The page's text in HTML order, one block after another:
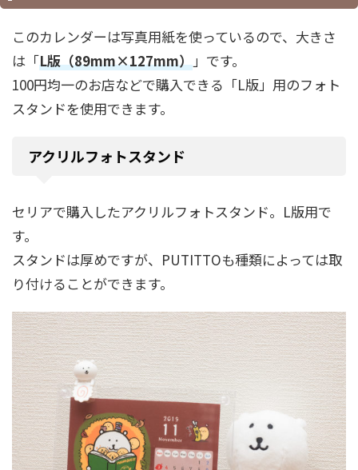
このカレンダーは写真用紙を使っているので、大きさ
は「L版（89mm×127mm）」です。
100円均一のお店などで購入できる「L版」用のフォト
スタンドを使用できます。
アクリルフォトスタンド
セリアで購入したアクリルフォトスタンド。L版用で
す。
スタンドは厚めですが、PUTITTOも種類によっては取
り付けることができます。